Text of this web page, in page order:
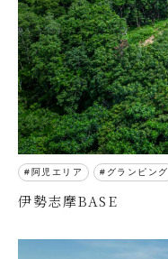
阿児エリア グランピング
伊勢志摩BASE